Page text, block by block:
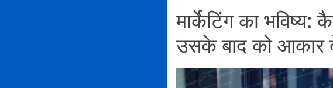
मार्केटिंग का
उसके बाद को आकार